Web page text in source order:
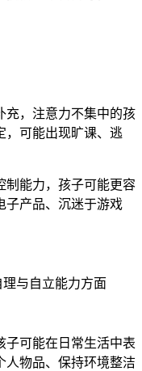
，注意力不集中的孩
，可能出现旷课、逃
能力，孩子可能更容
子产品、沉迷于游戏
与自立能力方面
可能在日常生活中表
人物品、保持环境整洁